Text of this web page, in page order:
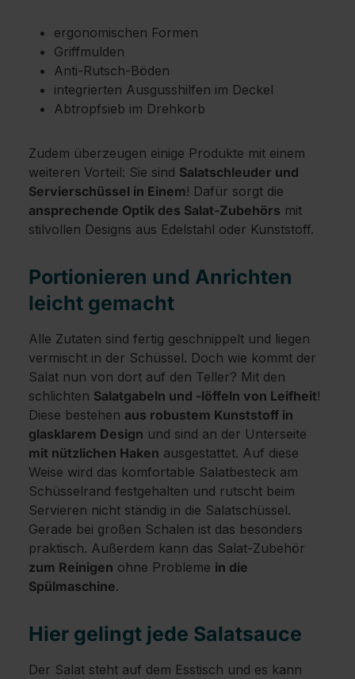
ergonomischen Formen
Griffmulden
Anti-Rutsch-Böden
integrierten Ausgusshilfen im Deckel
Abtropfsieb im Drehkorb
Zudem überzeugen einige Produkte mit einem
weiteren Vorteil: Sie sind Salatschleuder und
Servierschüssel in Einem! Dafür sorgt die
ansprechende Optik des Salat-Zubehörs mit
stilvollen Designs aus Edelstahl oder Kunststoff.
Portionieren und Anrichten
leicht gemacht
Alle Zutaten sind fertig geschnippelt und liegen
vermischt in der Schüssel. Doch wie kommt der
Salat nun von dort auf den Teller? Mit den
schlichten Salatgabeln und -löffeln von Leifheit!
Diese bestehen aus robustem Kunststoff in
glasklarem Design und sind an der Unterseite
mit nützlichen Haken ausgestattet. Auf diese
Weise wird das komfortable Salatbesteck am
Schüsselrand festgehalten und rutscht beim
Servieren nicht ständig in die Salatschüssel.
Gerade bei großen Schalen ist das besonders
praktisch. Außerdem kann das Salat-Zubehör
zum Reinigen ohne Probleme in die
Spülmaschine.
Hier gelingt jede Salatsauce
Der Salat steht auf dem Esstisch und es kann